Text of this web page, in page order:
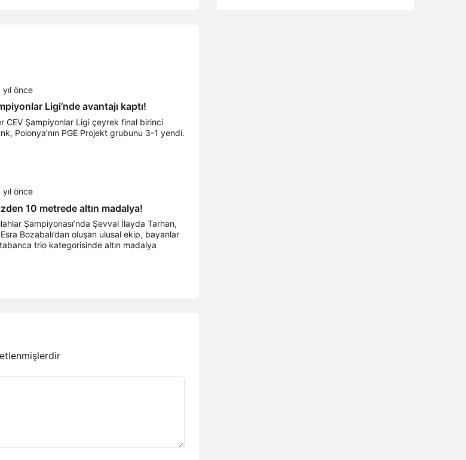
yıl önce
Ligi’nde avantajı kaptı!
CEV Şampiyonlar Ligi çeyrek final birinci
Polonya’nın PGE Projekt grubunu 3-1 yendi.
yıl önce
10 metrede altın madalya!
Şampiyonası’nda Şevval İlayda Tarhan,
Bozabalı’dan oluşan ulusal ekip, bayanlar
trio kategorisinde altın madalya